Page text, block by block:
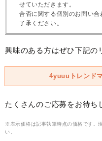
せていただきます。
合否に関する個別のお問い
了承ください。
興味のある方はぜひ下記の
4yuuuトレンド
たくさんのご応募をお待ち
※表示価格は記事執筆時点の価格です。
い。